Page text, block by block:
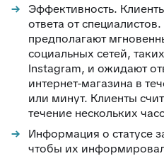
Эффективность.
ответа от
предполагают
социальных сетей,
Instagram, и ожидают
интернет-магазина в
или минут. Клиенты
течение нескольких
Информация о статусе
чтобы их